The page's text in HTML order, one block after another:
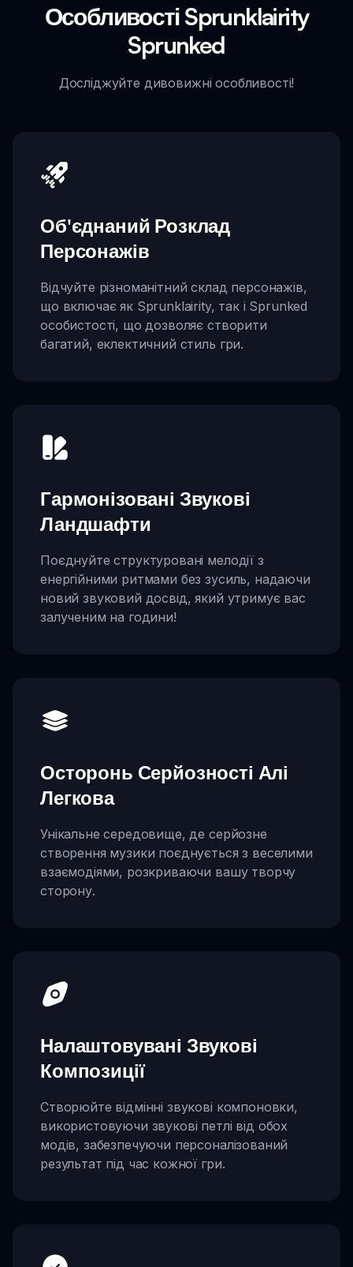
Особливості Sprunklairity
Sprunked
Досліджуйте дивовижні особливості!
Об'єднаний Розклад
Персонажів
Відчуйте різноманітний склад персонажів,
що включає як Sprunklairity, так і Sprunked
особистості, що дозволяє створити
багатий, еклектичний стиль гри.
Гармонізовані Звукові
Ландшафти
Поєднуйте структуровані мелодії з
енергійними ритмами без зусиль, надаючи
новий звуковий досвід, який утримує вас
залученим на години!
Осторонь Серйозності Алі
Легкова
Унікальне середовище, де серйозне
створення музики поєднується з веселими
взаємодіями, розкриваючи вашу творчу
сторону.
Налаштовувані Звукові
Композиції
Створюйте відмінні звукові компоновки,
використовуючи звукові петлі від обох
модів, забезпечуючи персоналізований
результат під час кожної гри.